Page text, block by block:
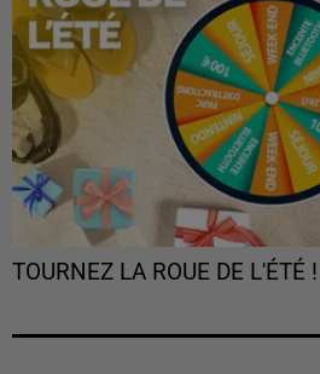
TOURNEZ LA ROUE DE L'ÉTÉ !